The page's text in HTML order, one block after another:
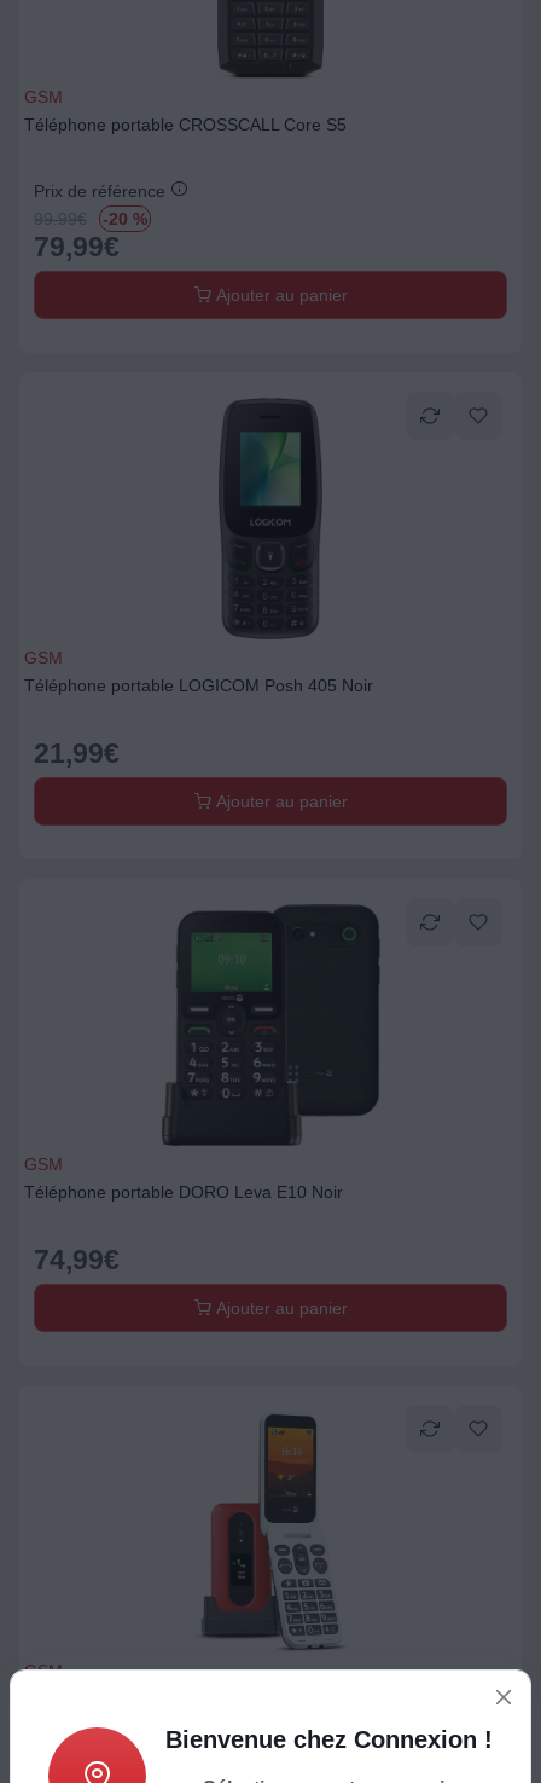
GSM
Téléphone portable CROSSCALL Core S5
Prix de référence
99.99€ -20 %
79,99€
Ajouter au panier
GSM
Téléphone portable LOGICOM Posh 405 Noir
21,99€
Ajouter au panier
GSM
Téléphone portable DORO Leva E10 Noir
74,99€
Ajouter au panier
GSM
124,99
Bienvenue chez Connexion !